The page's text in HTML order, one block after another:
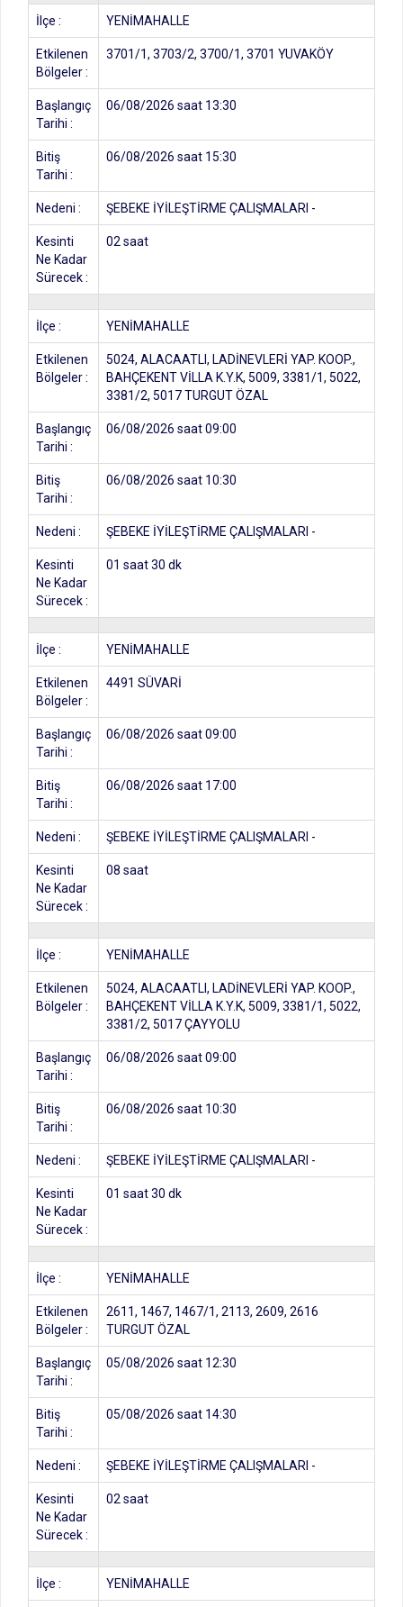
İlçe : YENİMAHALLE
Etkilenen
Bölgeler :
3701/1, 3703/2, 3700/1, 3701 YUVAKÖY
Başlangıç
Tarihi :
06/08/2026 saat 13:30
Bitiş
Tarihi :
06/08/2026 saat 15:30
Nedeni : ŞEBEKE İYİLEŞTİRME ÇALIŞMALARI -
Kesinti
Ne Kadar
Sürecek :
02 saat
İlçe : YENİMAHALLE
Etkilenen
Bölgeler :
5024, ALACAATLI, LADİNEVLERİ YAP. KOOP.,
BAHÇEKENT VİLLA K.Y.K, 5009, 3381/1, 5022,
3381/2, 5017 TURGUT ÖZAL
Başlangıç
Tarihi :
06/08/2026 saat 09:00
Bitiş
Tarihi :
06/08/2026 saat 10:30
Nedeni : ŞEBEKE İYİLEŞTİRME ÇALIŞMALARI -
Kesinti
Ne Kadar
Sürecek :
01 saat 30 dk
İlçe : YENİMAHALLE
Etkilenen
Bölgeler :
4491 SÜVARİ
Başlangıç
Tarihi :
06/08/2026 saat 09:00
Bitiş
Tarihi :
06/08/2026 saat 17:00
Nedeni : ŞEBEKE İYİLEŞTİRME ÇALIŞMALARI -
Kesinti
Ne Kadar
Sürecek :
08 saat
İlçe : YENİMAHALLE
Etkilenen
Bölgeler :
5024, ALACAATLI, LADİNEVLERİ YAP. KOOP.,
BAHÇEKENT VİLLA K.Y.K, 5009, 3381/1, 5022,
3381/2, 5017 ÇAYYOLU
Başlangıç
Tarihi :
06/08/2026 saat 09:00
Bitiş
Tarihi :
06/08/2026 saat 10:30
Nedeni : ŞEBEKE İYİLEŞTİRME ÇALIŞMALARI -
Kesinti
Ne Kadar
Sürecek :
01 saat 30 dk
İlçe : YENİMAHALLE
Etkilenen
Bölgeler :
2611, 1467, 1467/1, 2113, 2609, 2616
TURGUT ÖZAL
Başlangıç
Tarihi :
05/08/2026 saat 12:30
Bitiş
Tarihi :
05/08/2026 saat 14:30
Nedeni : ŞEBEKE İYİLEŞTİRME ÇALIŞMALARI -
Kesinti
Ne Kadar
Sürecek :
02 saat
İlçe : YENİMAHALLE